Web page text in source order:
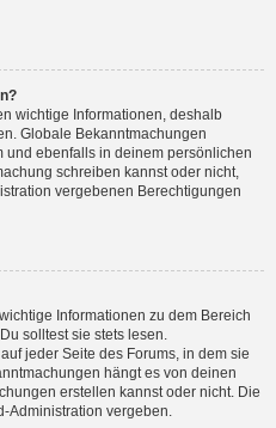
wichtige Informationen, deshalb
Globale Bekanntmachungen
ebenfalls in deinem persönlichen
schreiben kannst oder nicht,
vergebenen Berechtigungen
Informationen zu dem Bereich
solltest sie stets lesen.
jeder Seite des Forums, in dem sie
hängt es von deinen
erstellen kannst oder nicht. Die
Administration vergeben.